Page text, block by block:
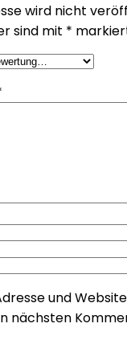
wird nicht
sind mit *
und
nächsten